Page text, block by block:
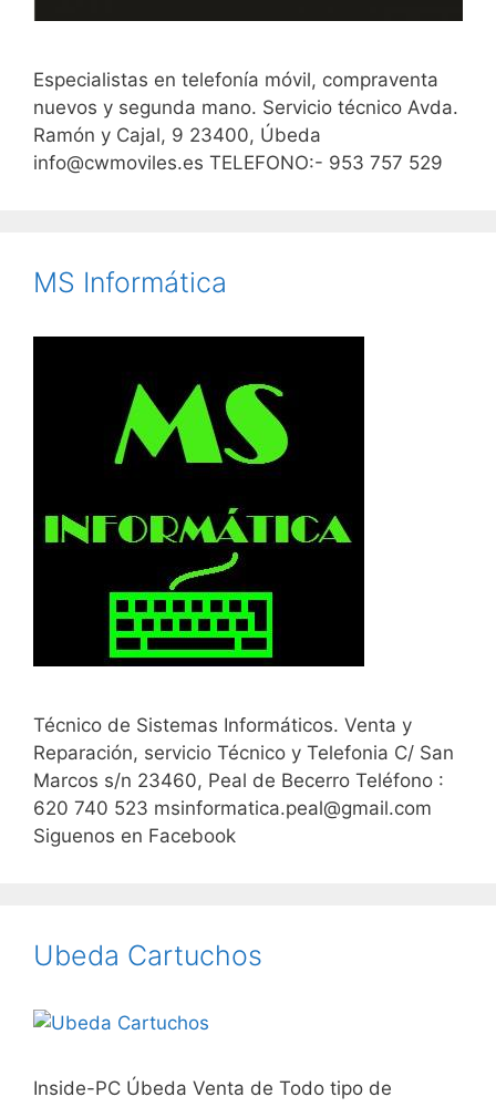
Especialistas en telefonía móvil, compraventa
nuevos y segunda mano. Servicio técnico Avda.
Ramón y Cajal, 9 23400, Úbeda
info@cwmoviles.es TELEFONO:- 953 757 529
MS Informática
Técnico de Sistemas Informáticos. Venta y
Reparación, servicio Técnico y Telefonia C/ San
Marcos s/n 23460, Peal de Becerro Teléfono :
620 740 523 msinformatica.peal@gmail.com
Siguenos en Facebook
Ubeda Cartuchos
Inside-PC Úbeda Venta de Todo tipo de